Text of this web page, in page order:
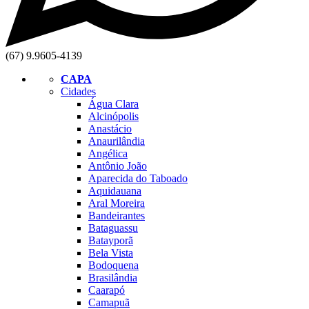
(67) 9.9605-4139
CAPA
Cidades
Água Clara
Alcinópolis
Anastácio
Anaurilândia
Angélica
Antônio João
Aparecida do Taboado
Aquidauana
Aral Moreira
Bandeirantes
Bataguassu
Batayporã
Bela Vista
Bodoquena
Brasilândia
Caarapó
Camapuã